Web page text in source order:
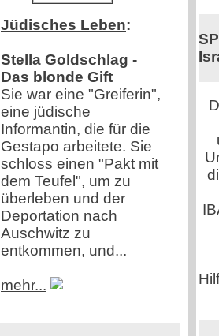
Jüdisches Leben:
Stella Goldschlag -
Das blonde Gift
Sie war eine "Greiferin",
eine jüdische
Informantin, die für die
Gestapo arbeitete. Sie
schloss einen "Pakt mit
dem Teufel", um zu
überleben und der
Deportation nach
Auschwitz zu
entkommen, und...
mehr...